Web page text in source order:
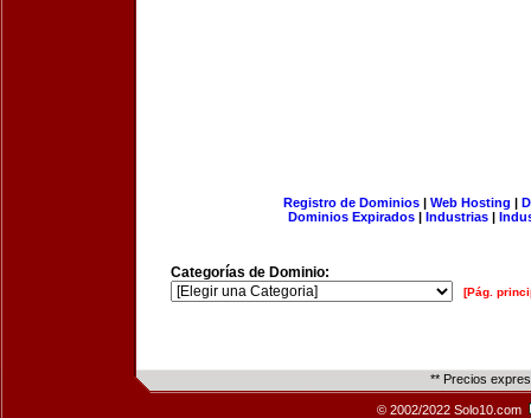
Registro de Dominios| Web Hosting |
Dominios Expirados | Industrias |
Categorías de Dominio:
[Pág.
** Precios
© 2002/2022 Solo10.com